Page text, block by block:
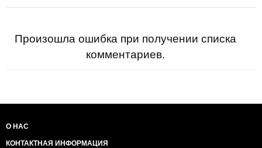
Произошла ошибка при получении списка
комментариев.
О НАС
КОНТАКТНАЯ ИНФОРМАЦИЯ